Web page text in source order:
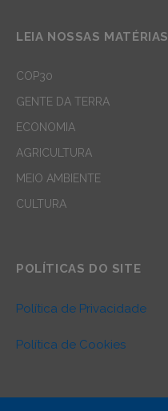
LEIA NOSSAS MATÉRIAS
COP30
GENTE DA TERRA
ECONOMIA
AGRICULTURA
MEIO AMBIENTE
CULTURA
POLÍTICAS DO SITE
Política de Privacidade
Política de Cookies